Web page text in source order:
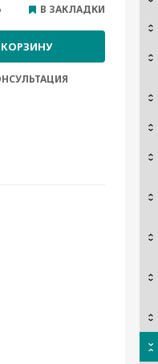
В ЗАКЛАДКИ
КОРЗИНУ